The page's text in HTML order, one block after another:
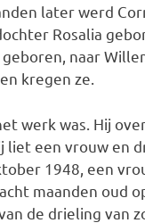
later werd
Rosalia
naar
kregen ze.
werk was. Hij
liet een vrouw en
1948, een
maanden oud
de drieling van